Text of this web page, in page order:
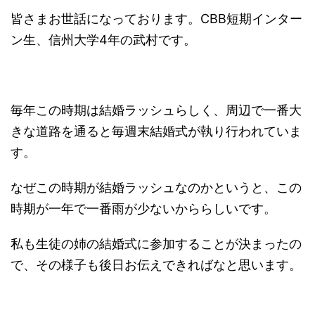
皆さまお世話になっております。CBB短期インター
ン生、信州大学4年の武村です。
毎年この時期は結婚ラッシュらしく、周辺で一番大
きな道路を通ると毎週末結婚式が執り行われていま
す。
なぜこの時期が結婚ラッシュなのかというと、この
時期が一年で一番雨が少ないかららしいです。
私も生徒の姉の結婚式に参加することが決まったの
で、その様子も後日お伝えできればなと思います。